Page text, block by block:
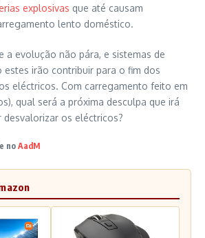
explosivas que até causam
lento doméstico.
a evolução não pára, e sistemas de
estes irão contribuir para o fim dos
eléctricos. Com carregamento feito em
qual será a próxima desculpa que irá
desvalorizar os eléctricos?
no AadM